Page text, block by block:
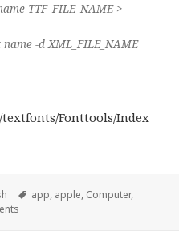
TTF_FILE_NAME >
-d XML_FILE_NAME
Fonttools/Index
Tags
app, apple, Computer,